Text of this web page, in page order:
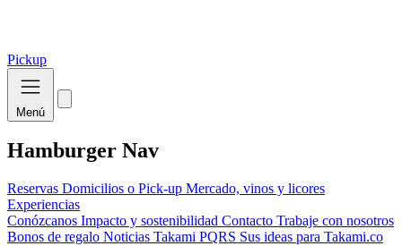
Pickup
Menú
Hamburger Nav
Reservas Domicilios o Pick-up Mercado, vinos y licores
Experiencias
Conózcanos Impacto y sostenibilidad Contacto Trabaje con nosotros
Bonos de regalo Noticias Takami PQRS Sus ideas para Takami.co